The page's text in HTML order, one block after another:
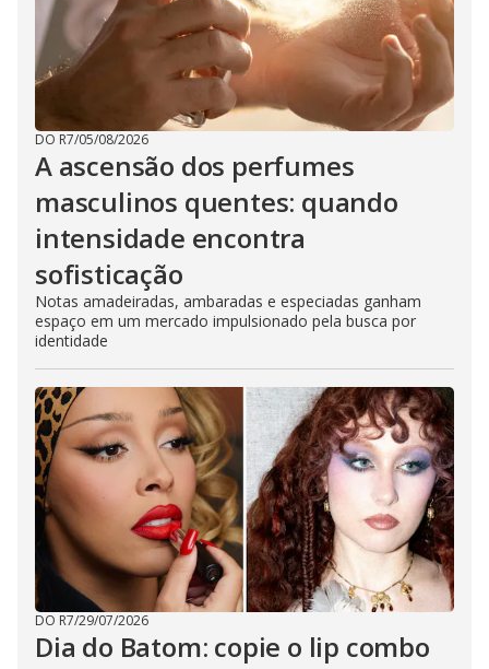
DO R7/05/08/2026
A ascensão dos perfumes
masculinos quentes: quando
intensidade encontra
sofisticação
Notas amadeiradas, ambaradas e especiadas ganham
espaço em um mercado impulsionado pela busca por
identidade
DO R7/29/07/2026
Dia do Batom: copie o lip combo